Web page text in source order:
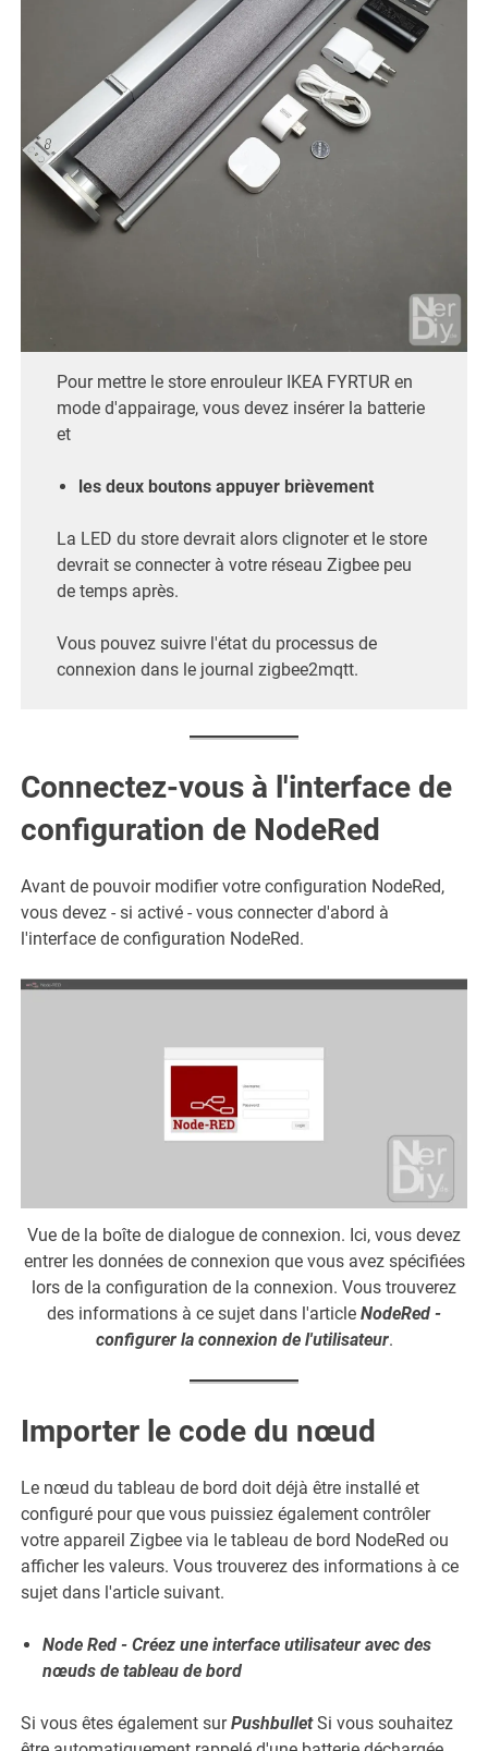
Pour mettre le store enrouleur IKEA FYRTUR en
mode d'appairage, vous devez insérer la batterie
et
les deux boutons appuyer brièvement
La LED du store devrait alors clignoter et le store
devrait se connecter à votre réseau Zigbee peu
de temps après.
Vous pouvez suivre l'état du processus de
connexion dans le journal zigbee2mqtt.
Connectez-vous à l'interface de
configuration de NodeRed
Avant de pouvoir modifier votre configuration NodeRed,
vous devez - si activé - vous connecter d'abord à
l'interface de configuration NodeRed.
Vue de la boîte de dialogue de connexion. Ici, vous devez
entrer les données de connexion que vous avez spécifiées
lors de la configuration de la connexion. Vous trouverez
des informations à ce sujet dans l'article NodeRed -
configurer la connexion de l'utilisateur.
Importer le code du nœud
Le nœud du tableau de bord doit déjà être installé et
configuré pour que vous puissiez également contrôler
votre appareil Zigbee via le tableau de bord NodeRed ou
afficher les valeurs. Vous trouverez des informations à ce
sujet dans l'article suivant.
Node Red - Créez une interface utilisateur avec des
nœuds de tableau de bord
Si vous êtes également surPushbulletSi vous souhaitez